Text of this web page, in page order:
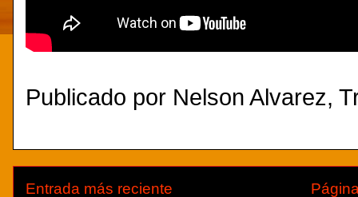
Publicado por Nelson Alvarez,
Entrada más reciente